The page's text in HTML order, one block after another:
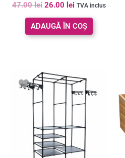
47.00lei 26.00 lei TVA inclus
ADAUGĂ ÎN COȘ
Prețul
inițial
a
fost:
123.00 lei.
este:
104.56 lei.